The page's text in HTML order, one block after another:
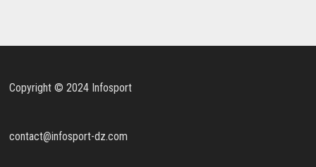
Copyright © 2024 Infosport
contact@infosport-dz.com